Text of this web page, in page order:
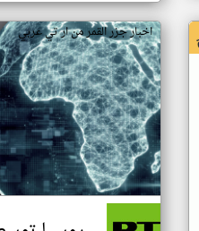
اخبار جزر القمر من ار تي عربي